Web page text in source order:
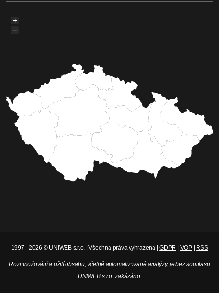
+
−
1997 - 2026 © UNIWEB s.r.o. | Všechna práva vyhrazena |GDPR | VOP| RSS
Rozmnožování a užití obsahu, včetně automatizované analýzy, je bez souhlasu
UNIWEB s.r.o. zakázáno.